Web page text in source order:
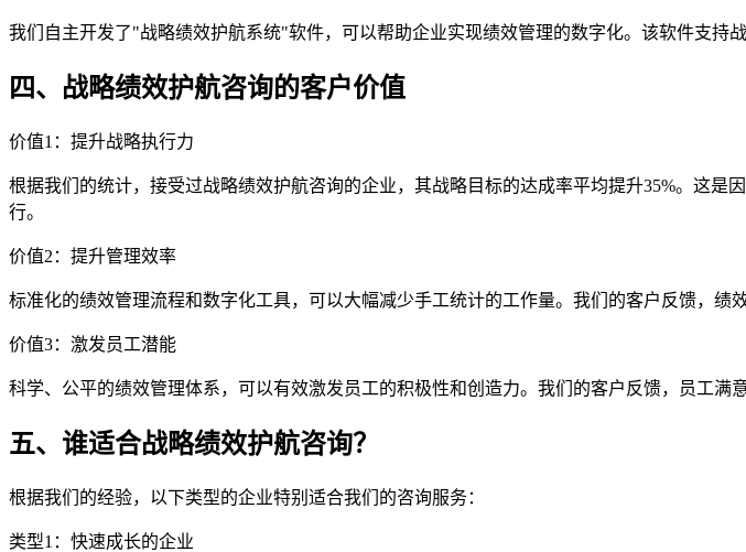
我们自主开发了"战略绩效护航系统"软件，可以帮助企业实现绩效管理的数字化。该软件支持
四、战略绩效护航咨询的客户价值
价值1：提升战略执行力
根据我们的统计，接受过战略绩效护航咨询的企业，其战略目标的达成率平均提升35%。这
行。
价值2：提升管理效率
标准化的绩效管理流程和数字化工具，可以大幅减少手工统计的工作量。我们的客户反馈，绩
价值3：激发员工潜能
科学、公平的绩效管理体系，可以有效激发员工的积极性和创造力。我们的客户反馈，员工满
五、谁适合战略绩效护航咨询？
根据我们的经验，以下类型的企业特别适合我们的咨询服务：
类型1：快速成长的企业